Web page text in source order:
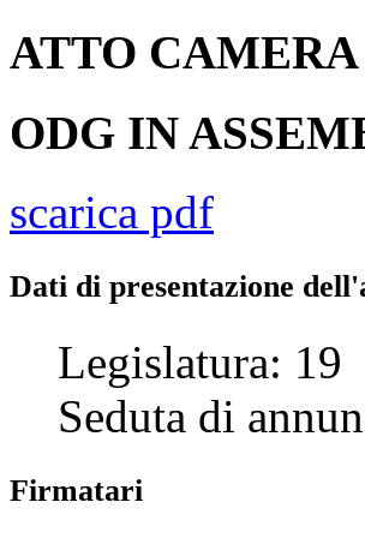
ATTO CAMERA
ODG IN
scarica pdf
Dati di presentazione
Legislatura: 19
Seduta di
Firmatari